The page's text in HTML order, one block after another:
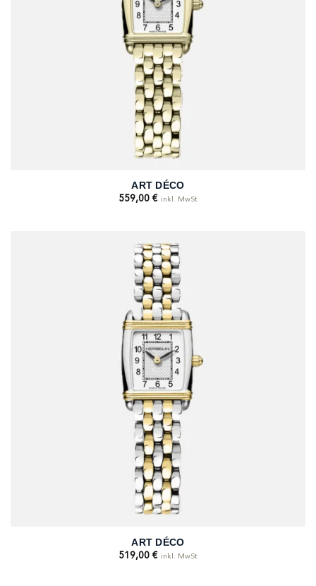
ART DÉCO
559,00 € inkl. MwSt
ART DÉCO
519,00 € inkl. MwSt